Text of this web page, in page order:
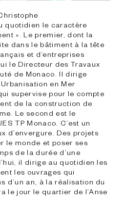
quotidien le caractère
». Le premier, dont la
dans le bâtiment à la tête
et d’entreprises
le Directeur des Travaux
de Monaco. Il dirige
en Mer
supervise pour le compte
de la construction de
Le second est le
TP Monaco. C’est un
d’envergure. Des projets
le monde et poser ses
de la durée d’une
il dirige au quotidien les
les ouvrages qui
d’un an, à la réalisation du
le jour le quartier de l’Anse